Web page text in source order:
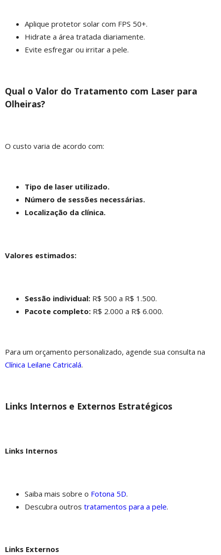
Aplique protetor solar com FPS 50+.
Hidrate a área tratada diariamente.
Evite esfregar ou irritar a pele.
Qual o Valor do Tratamento com Laser para
Olheiras?
O custo varia de acordo com:
Tipo de laser utilizado.
Número de sessões necessárias.
Localização da clínica.
Valores estimados:
Sessão individual: R$ 500 a R$ 1.500.
Pacote completo: R$ 2.000 a R$ 6.000.
Para um orçamento personalizado, agende sua consulta na
Clínica Leilane Catricalá.
Links Internos e Externos Estratégicos
Links Internos
Saiba mais sobre o Fotona 5D.
Descubra outros tratamentos para a pele.
Links Externos